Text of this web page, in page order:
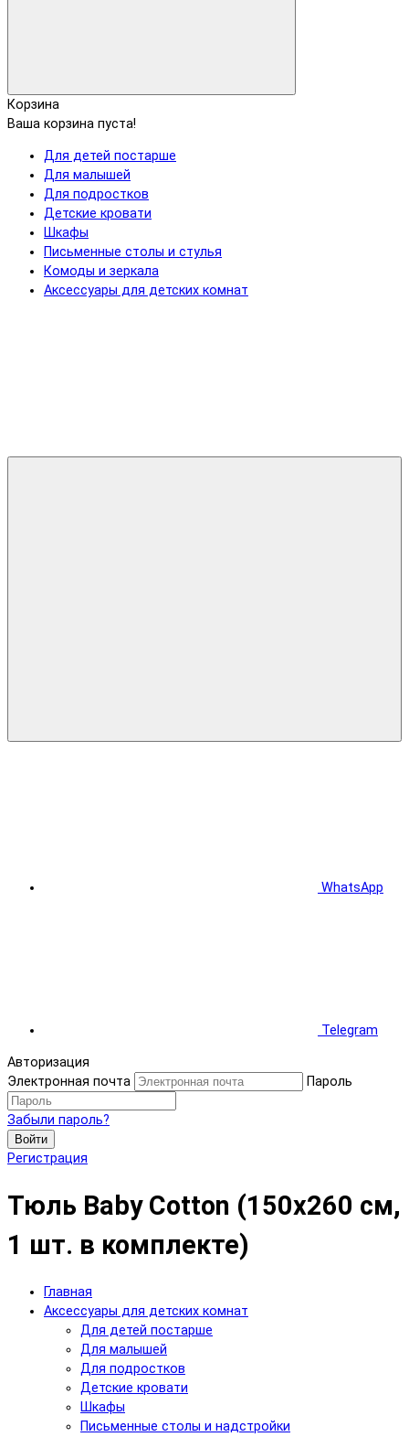
Корзина
Ваша корзина пуста!
Для детей постарше
Для малышей
Для подростков
Детские кровати
Шкафы
Письменные столы и стулья
Комоды и зеркала
Аксессуары для детских комнат
WhatsApp
Telegram
Авторизация
Электронная почта
Пароль
Забыли пароль?
Войти
Регистрация
Тюль Baby Cotton (150x260 см,
1 шт. в комплекте)
Главная
Аксессуары для детских комнат
Для детей постарше
Для малышей
Для подростков
Детские кровати
Шкафы
Письменные столы и надстройки